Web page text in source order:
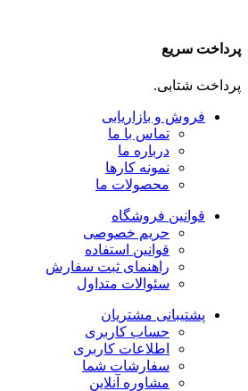
پرداخت سریع
پرداخت شتابی.
فروش و بازاریابی
تماس با ما
درباره ما
نمونه کارها
محصولات ما
قوانین فروشگاه
حریم خصوصی
قوانین استفاده
راهنمای ثبت سفارش
سئوالات متداول
پشتیبانی مشتریان
حساب کاربری
اطلاعات کاربری
سفارشات شما
مشاوره آنلاین